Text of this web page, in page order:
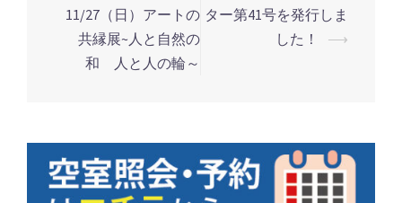
投
ー
シ
ョ
11/27（日）アートの
共縁展~人と自然の
和 人と人の輪～
ター第41号を発行しま
した！
⟶